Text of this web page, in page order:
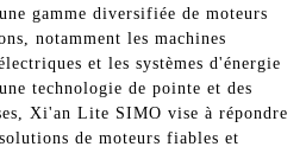
gamme diversifiée de moteurs
notamment les machines
et les systèmes d'énergie
technologie de pointe et des
Xi'an Lite SIMO vise à répondre
de moteurs fiables et